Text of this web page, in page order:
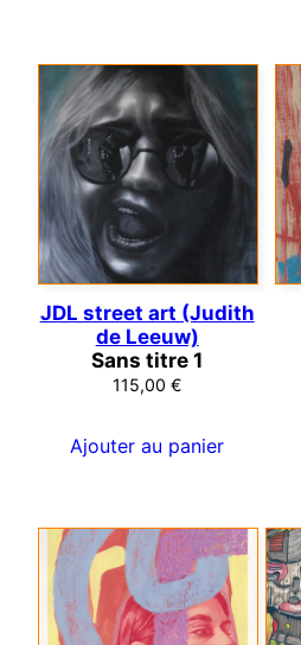
JDL street art (Judith
de Leeuw)
Sans titre 1
115,00 €
Ajouter au panier